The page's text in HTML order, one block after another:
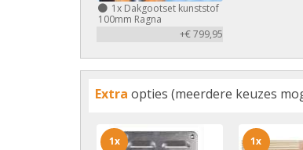
1x Dakgootset kunststof
100mm Ragna
+€ 799,95
Extra opties (meerdere keuzes
1x 1x